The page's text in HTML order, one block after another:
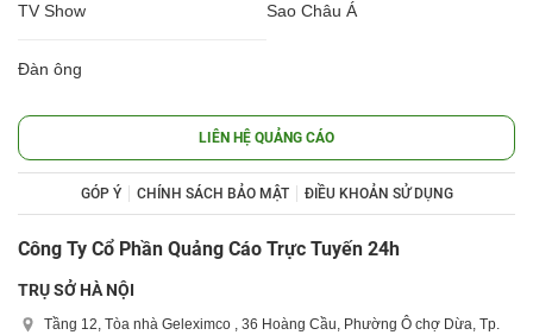
TV Show Sao Châu Á
Đàn ông
LIÊN HỆ QUẢNG CÁO
GÓP Ý CHÍNH SÁCH BẢO MẬT ĐIỀU KHOẢN SỬ DỤNG
Công Ty Cổ Phần Quảng Cáo Trực Tuyến 24h
TRỤ SỞ HÀ NỘI
Tầng 12, Tòa nhà Geleximco , 36 Hoàng Cầu, Phường Ô chợ Dừa, Tp.